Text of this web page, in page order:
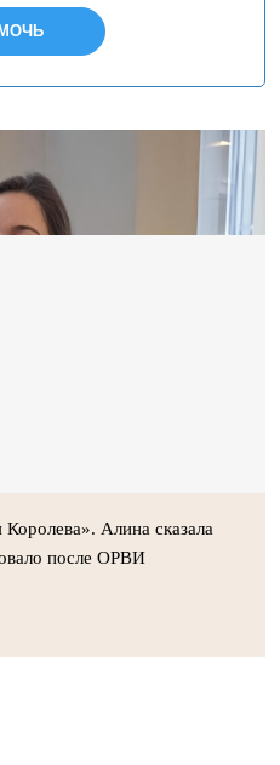
Алина сказала
после ОРВИ